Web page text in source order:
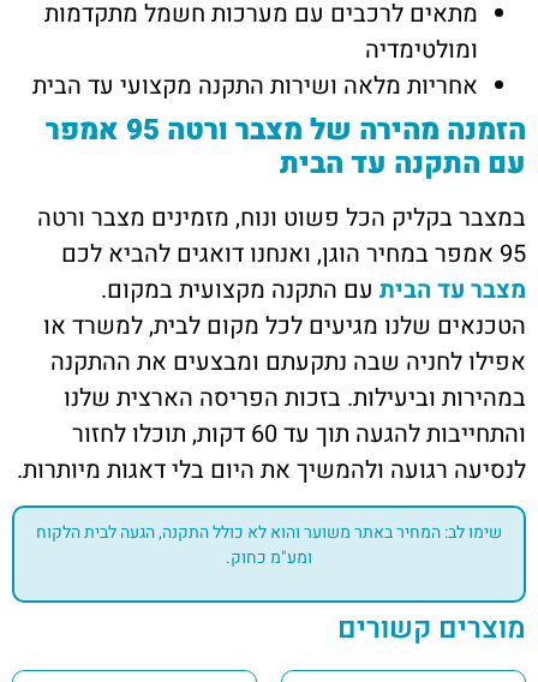
מתאים לרכבים עם מערכות חשמל מתקדמות
ומולטימדיה
אחריות מלאה ושירות התקנה מקצועי עד הבית
הזמנה מהירה של מצבר ורטה 95 אמפר
עם התקנה עד הבית
במצבר בקליק הכל פשוט ונוח, מזמינים מצבר ורטה
95 אמפר במחיר הוגן, ואנחנו דואגים להביא לכם
מצבר עד הבית עם התקנה מקצועית במקום.
הטכנאים שלנו מגיעים לכל מקום לבית, למשרד או
אפילו לחניה שבה נתקעתם ומבצעים את ההתקנה
במהירות וביעילות. בזכות הפריסה הארצית שלנו
והתחייבות להגעה תוך עד 60 דקות, תוכלו לחזור
לנסיעה רגועה ולהמשיך את היום בלי דאגות מיותרות.
שימו לב: המחיר באתר משוער והוא לא כולל התקנה, הגעה לבית הלקוח
ומע"מ כחוק.
מוצרים קשורים